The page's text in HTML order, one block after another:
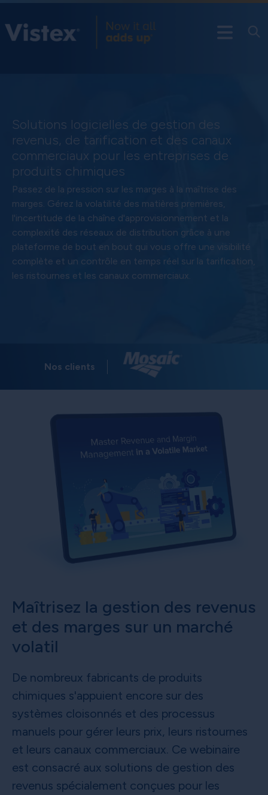
Solutions logicielles de gestion des
revenus, de tarification et des canaux
commerciaux pour les entreprises de
produits chimiques
Passez de la pression sur les marges à la maîtrise des
marges. Gérez la volatilité des matières premières,
l'incertitude de la chaîne d'approvisionnement et la
complexité des réseaux de distribution grâce à une
plateforme de bout en bout qui vous offre une visibilité
complète et un contrôle en temps réel sur la tarification,
les ristournes et les canaux commerciaux.
Nos clients
Maîtrisez la gestion des revenus
et des marges sur un marché
volatil
De nombreux fabricants de produits
chimiques s'appuient encore sur des
systèmes cloisonnés et des processus
manuels pour gérer leurs prix, leurs ristournes
et leurs canaux commerciaux. Ce webinaire
est consacré aux solutions de gestion des
revenus spécialement conçues pour les